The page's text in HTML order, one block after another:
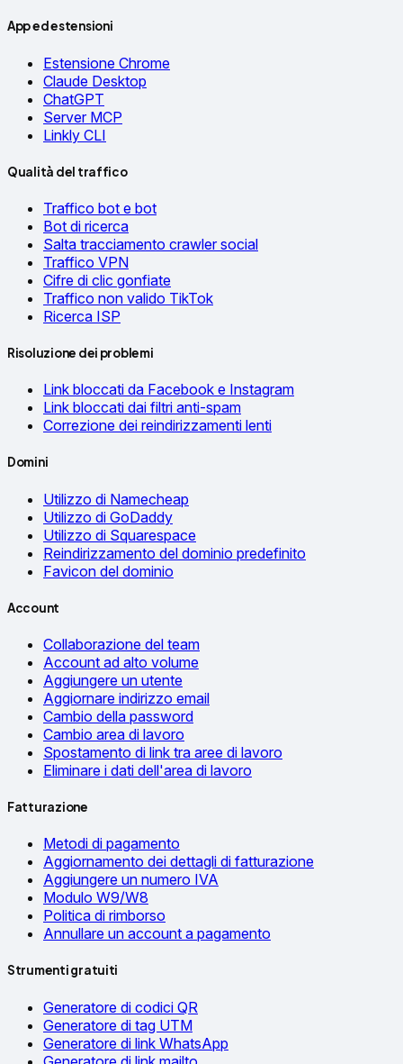
App ed estensioni
Estensione Chrome
Claude Desktop
ChatGPT
Server MCP
Linkly CLI
Qualità del traffico
Traffico bot e bot
Bot di ricerca
Salta tracciamento crawler social
Traffico VPN
Cifre di clic gonfiate
Traffico non valido TikTok
Ricerca ISP
Risoluzione dei problemi
Link bloccati da Facebook e Instagram
Link bloccati dai filtri anti-spam
Correzione dei reindirizzamenti lenti
Domini
Utilizzo di Namecheap
Utilizzo di GoDaddy
Utilizzo di Squarespace
Reindirizzamento del dominio predefinito
Favicon del dominio
Account
Collaborazione del team
Account ad alto volume
Aggiungere un utente
Aggiornare indirizzo email
Cambio della password
Cambio area di lavoro
Spostamento di link tra aree di lavoro
Eliminare i dati dell'area di lavoro
Fatturazione
Metodi di pagamento
Aggiornamento dei dettagli di fatturazione
Aggiungere un numero IVA
Modulo W9/W8
Politica di rimborso
Annullare un account a pagamento
Strumenti gratuiti
Generatore di codici QR
Generatore di tag UTM
Generatore di link WhatsApp